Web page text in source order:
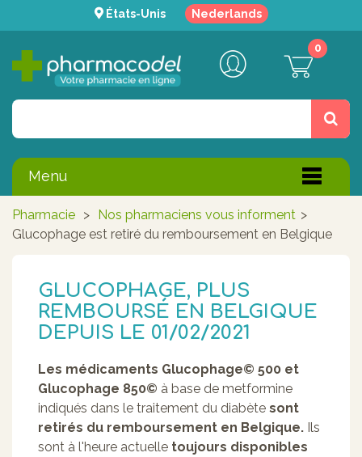
États-Unis Nederlands
0
Menu
Pharmacie > Nos pharmaciens vous informent >
Glucophage est retiré du remboursement en Belgique
GLUCOPHAGE, PLUS
REMBOURSÉ EN BELGIQUE
DEPUIS LE 01/02/2021
Les médicaments Glucophage© 500 et
Glucophage 850© à base de metformine
indiqués dans le traitement du diabète sont
retirés du remboursement en Belgique. Ils
sont à l'heure actuelle toujours disponibles